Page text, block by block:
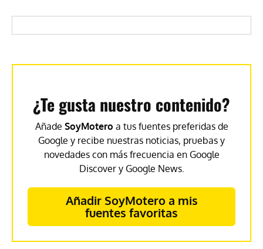
¿Te gusta nuestro contenido?
Añade SoyMotero a tus fuentes preferidas de
Google y recibe nuestras noticias, pruebas y
novedades con más frecuencia en Google
Discover y Google News.
Añadir SoyMotero a mis
fuentes favoritas